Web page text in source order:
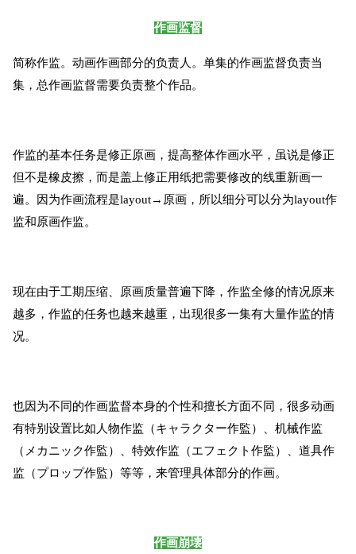
作画监督
简称作监。动画作画部分的负责人。单集的作画监督负责当
集，总作画监督需要负责整个作品。
作监的基本任务是修正原画，提高整体作画水平，虽说是修正
但不是橡皮擦，而是盖上修正用纸把需要修改的线重新画一
遍。因为作画流程是layout→原画，所以细分可以分为layout作
监和原画作监。
现在由于工期压缩、原画质量普遍下降，作监全修的情况原来
越多，作监的任务也越来越重，出现很多一集有大量作监的情
况。
也因为不同的作画监督本身的个性和擅长方面不同，很多动画
有特别设置比如人物作监（キャラクター作監）、机械作监
（メカニック作監）、特效作监（エフェクト作監）、道具作
监（プロップ作監）等等，来管理具体部分的作画。
作画崩壊